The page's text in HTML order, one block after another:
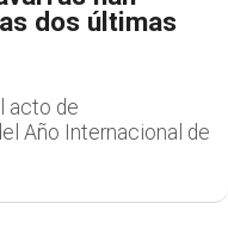
dos últimas
acto de
Año Internacional de